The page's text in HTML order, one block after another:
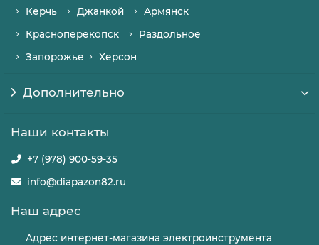
Керчь
Джанкой
Армянск
Красноперекопск
Раздольное
Запорожье
Херсон
Дополнительно
Наши контакты
+7 (978) 900-59-35
info@diapazon82.ru
Наш адрес
Адрес интернет-магазина электроинструмента